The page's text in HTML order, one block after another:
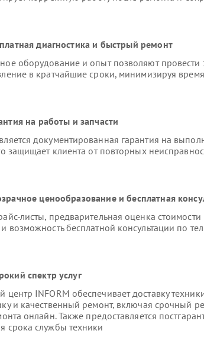
диагностика и быстрый ремонт
оборудование и опыт позволяют провести
в кратчайшие сроки, минимизируя время
на работы и запчасти
документированная гарантия на
защищает клиента от повторных
ценообразование и бесплатная
листы, предварительная оценка стоимости
возможность бесплатной консультации по
спектр услуг
центр INFORM обеспечивает доставку
и качественный ремонт, включая срочный
онлайн. Также предоставляется
срока службы техники